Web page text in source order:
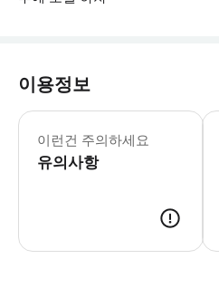
이용정보
이런건 주의하세요
유의사항
예